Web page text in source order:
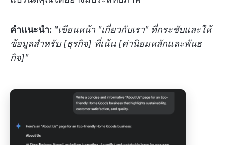
คำแนะนำ: "เขียนหน้า "เกี่ยวกับเรา" ที่กระชับและให้
ข้อมูลสำหรับ [ธุรกิจ] ที่เน้น [ค่านิยมหลักและพันธ
กิจ]"